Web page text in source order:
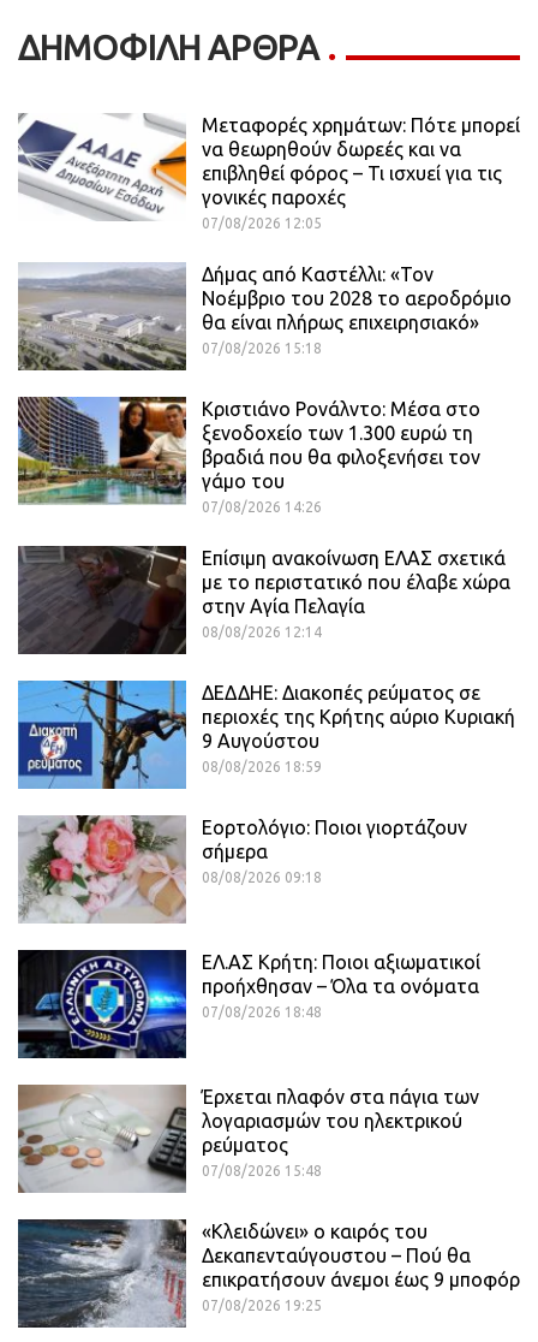
ΔΗΜΟΦΙΛΗ ΑΡΘΡΑ
Μεταφορές χρημάτων: Πότε μπορεί
να θεωρηθούν δωρεές και να
επιβληθεί φόρος – Τι ισχυεί για τις
γονικές παροχές
07/08/2026 12:05
Δήμας από Καστέλλι: «Τον
Νοέμβριο του 2028 το αεροδρόμιο
θα είναι πλήρως επιχειρησιακό»
07/08/2026 15:18
Κριστιάνο Ρονάλντο: Μέσα στο
ξενοδοχείο των 1.300 ευρώ τη
βραδιά που θα φιλοξενήσει τον
γάμο του
07/08/2026 14:26
Επίσιμη ανακοίνωση ΕΛΑΣ σχετικά
με το περιστατικό που έλαβε χώρα
στην Αγία Πελαγία
08/08/2026 12:14
ΔΕΔΔΗΕ: Διακοπές ρεύματος σε
περιοχές της Κρήτης αύριο Κυριακή
9 Αυγούστου
08/08/2026 18:59
Εορτολόγιο: Ποιοι γιορτάζουν
σήμερα
08/08/2026 09:18
ΕΛ.ΑΣ Κρήτη: Ποιοι αξιωματικοί
προήχθησαν – Όλα τα ονόματα
07/08/2026 18:48
Έρχεται πλαφόν στα πάγια των
λογαριασμών του ηλεκτρικού
ρεύματος
07/08/2026 15:48
«Κλειδώνει» ο καιρός του
Δεκαπενταύγουστου – Πού θα
επικρατήσουν άνεμοι έως 9 μποφόρ
07/08/2026 19:25